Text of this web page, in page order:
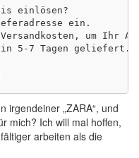
einlösen?
ein.
um Ihr
5-7 Tagen geliefert.
irgendeiner „ZARA“, und
mich? Ich will mal hoffen,
arbeiten als die